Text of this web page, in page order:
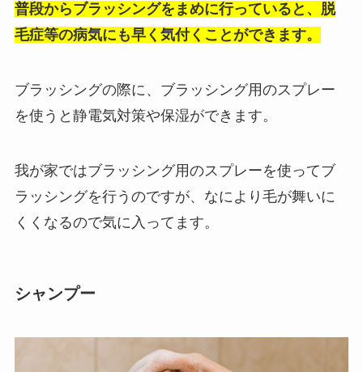
普段からブラッシングをまめに行っていると、脱
毛症等の病気にも早く気付くことができます。
ブラッシングの際に、ブラッシング用のスプレー
を使うと静電気対策や保湿ができます。
我が家ではブラッシング用のスプレーを使ってブ
ラッシングを行うのですが、なにより毛が舞いに
くくなるので気に入ってます。
シャンプー